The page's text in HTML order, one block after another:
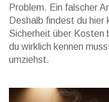
Problem. Ein falscher
Deshalb findest du hier
Sicherheit über Kosten
du wirklich kennen
umziehst.